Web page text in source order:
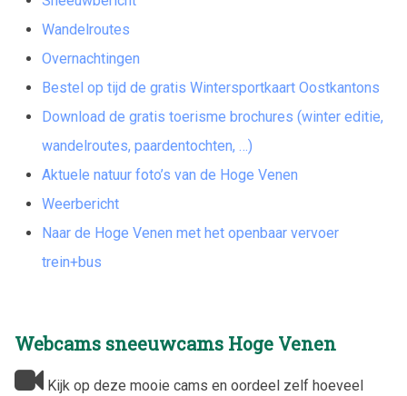
Wandelroutes
Overnachtingen
Bestel op tijd de gratis Wintersportkaart Oostkantons
Download de gratis toerisme brochures (winter editie,
wandelroutes, paardentochten, …)
Aktuele natuur foto’s van de Hoge Venen
Weerbericht
Naar de Hoge Venen met het openbaar vervoer
trein+bus
Webcams sneeuwcams Hoge Venen
Kijk op deze mooie cams en oordeel zelf hoeveel